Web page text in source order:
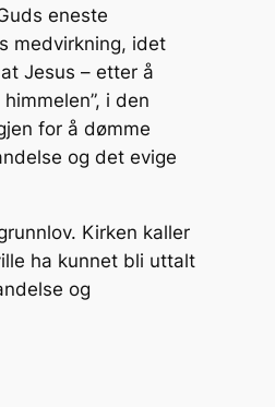
eneste
medvirkning, idet
Jesus – etter å
i den
for å dømme
og det evige
Kirken kaller
ha kunnet bli uttalt
og